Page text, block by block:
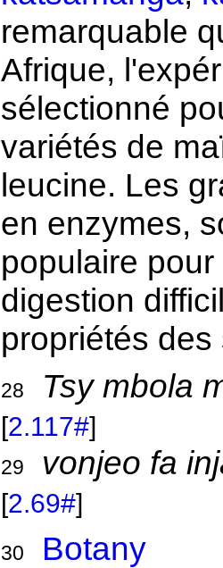
remarquable
Afrique,
sélectionné
variétés de
leucine. Les
en enzymes,
populaire
digestion
propriétés
28 Tsy mbola
[2.117#]
29 vonjeo fa
[2.69#]
30 Botany